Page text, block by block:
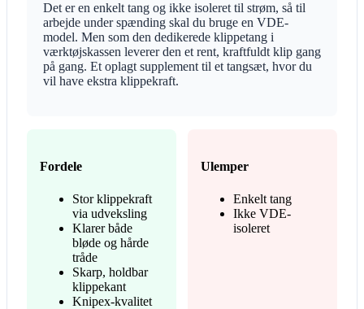
Det er en enkelt tang og ikke isoleret til strøm, så til
arbejde under spænding skal du bruge en VDE-
model. Men som den dedikerede klippetang i
værktøjskassen leverer den et rent, kraftfuldt klip gang
på gang. Et oplagt supplement til et tangsæt, hvor du
vil have ekstra klippekraft.
Fordele
Stor klippekraft
via udveksling
Klarer både
bløde og hårde
tråde
Skarp, holdbar
klippekant
Knipex-kvalitet
Ulemper
Enkelt tang
Ikke VDE-
isoleret